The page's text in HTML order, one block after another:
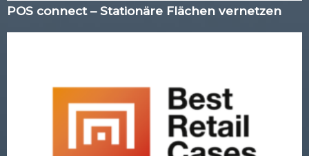
POS connect – Stationäre Flächen vernetzen